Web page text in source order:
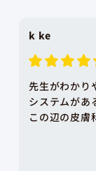
kencannel
稗粒腫の除去
も満足してい
長く待つこと